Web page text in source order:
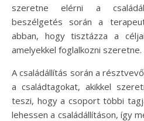
szeretne elérni a
beszélgetés során a
abban, hogy tisztázza a
amelyekkel foglalkozni szeretne.
A családállítás során a
a családtagokat, akikkel
teszi, hogy a csoport többi
lehessen a családállításon, így